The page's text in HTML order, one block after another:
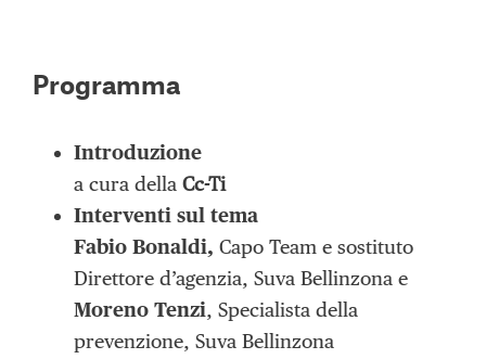
Programma
Introduzione
a cura della Cc-Ti
Interventi sul tema
Fabio Bonaldi, Capo Team e sostituto
Direttore d’agenzia, Suva Bellinzona e
Moreno Tenzi, Specialista della
prevenzione, Suva Bellinzona